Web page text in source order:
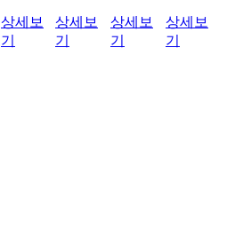
상세보
기
상세보
기
상세보
기
상세보
기